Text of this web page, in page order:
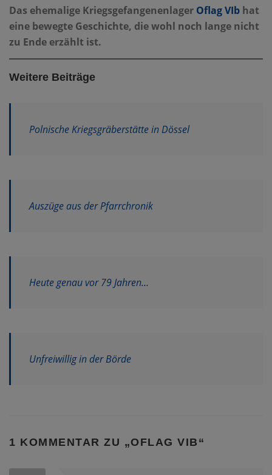
Das ehemalige Kriegsgefangenenlager Oflag VIb hat
eine bewegte Geschichte, die wohl noch lange nicht
zu Ende erzählt ist.
Weitere Beiträge
Polnische Kriegsgräberstätte in Dössel
Auszüge aus der Pfarrchronik
Heute genau vor 79 Jahren…
Unfreiwillig in der Börde
1 KOMMENTAR ZU „OFLAG VIB “